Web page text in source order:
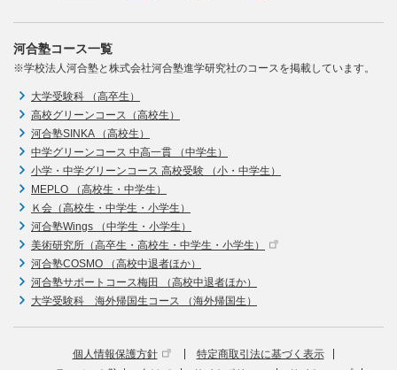
河合塾コース一覧
※学校法人河合塾と株式会社河合塾進学研究社のコースを掲載しています。
大学受験科 （高卒生）
高校グリーンコース（高校生）
河合塾SINKA （高校生）
中学グリーンコース 中高一貫 （中学生）
小学・中学グリーンコース 高校受験 （小・中学生）
MEPLO （高校生・中学生）
Ｋ会（高校生・中学生・小学生）
河合塾Wings （中学生・小学生）
美術研究所（高卒生・高校生・中学生・小学生）
河合塾COSMO （高校中退者ほか）
河合塾サポートコース梅田 （高校中退者ほか）
大学受験科 海外帰国生コース （海外帰国生）
個人情報保護方針
特定商取引法に基づく表示